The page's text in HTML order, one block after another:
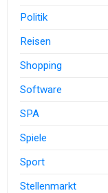
Politik
Reisen
Shopping
Software
SPA
Spiele
Sport
Stellenmarkt